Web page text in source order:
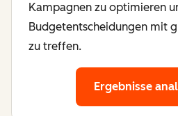
Kampagnen zu optimieren
Budgetentscheidungen mit
zu treffen.
Ergebnisse